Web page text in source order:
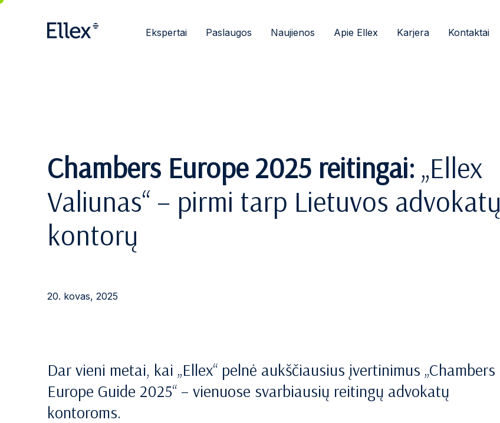
Ekspertai Paslaugos Naujienos Apie Ellex Karjera Kontaktai
Chambers Europe 2025 reitingai: „Ellex
Valiunas“ – pirmi tarp Lietuvos advokatų
kontorų
20. kovas, 2025
Dar vieni metai, kai „Ellex“ pelnė aukščiausius įvertinimus „Chambers
Europe Guide 2025“ – vienuose svarbiausių reitingų advokatų
kontoroms.